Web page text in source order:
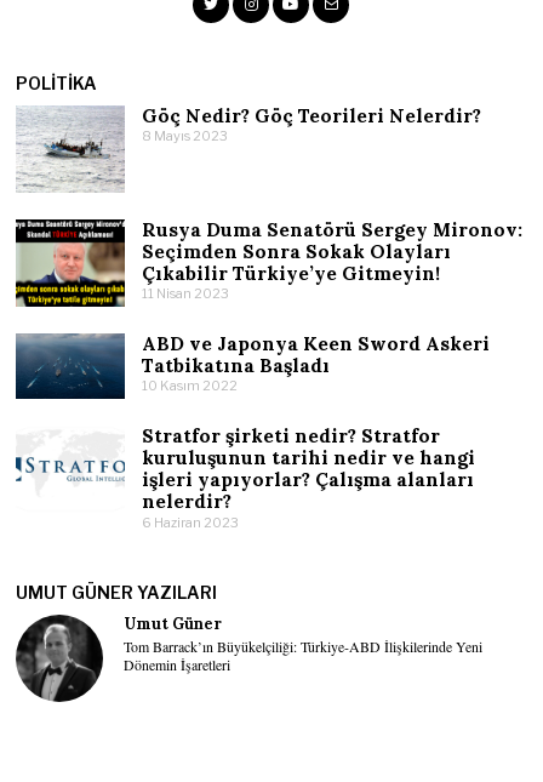
POLITIKA
Göç Nedir? Göç Teorileri Nelerdir?
8 Mayıs 2023
Rusya Duma Senatörü Sergey Mironov:
Seçimden Sonra Sokak Olayları
Çıkabilir Türkiye’ye Gitmeyin!
11 Nisan 2023
ABD ve Japonya Keen Sword Askeri
Tatbikatına Başladı
10 Kasım 2022
Stratfor şirketi nedir? Stratfor
kuruluşunun tarihi nedir ve hangi
işleri yapıyorlar? Çalışma alanları
nelerdir?
6 Haziran 2023
UMUT GÜNER YAZILARI
Umut Güner
Tom Barrack’ın Büyükelçiliği: Türkiye-ABD İlişkilerinde Yeni
Dönemin İşaretleri